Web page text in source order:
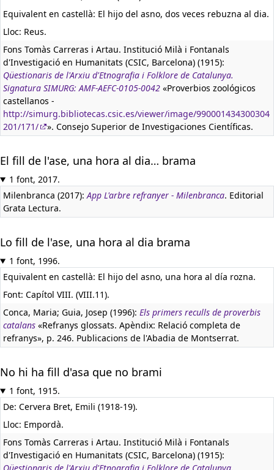
Equivalent en castellà: El hijo del asno, dos veces rebuzna al dia.
Lloc: Reus.
Fons Tomàs Carreras i Artau. Institució Milà i Fontanals
d'Investigació en Humanitats (CSIC, Barcelona) (1915):
Qüestionaris de l'Arxiu d'Etnografia i Folklore de Catalunya.
Signatura SIMURG: AMF-AEFC-0105-0042 «Proverbios zoológicos
castellanos -
http://simurg.bibliotecas.csic.es/viewer/image/990001434300304
201/171/
». Consejo Superior de Investigaciones Científicas.
El fill de l'ase, una hora al dia… brama
1 font, 2017.
Milenbranca (2017):App L'arbre refranyer - Milenbranca. Editorial
Grata Lectura.
Lo fill de l'ase, una hora al dia brama
1 font, 1996.
Equivalent en castellà: El hijo del asno, una hora al día rozna.
Font: Capítol VIII. (VIII.11).
Conca, Maria; Guia, Josep (1996): Els primers reculls de proverbis
catalans «Refranys glossats. Apèndix: Relació completa de
refranys», p. 246. Publicacions de l'Abadia de Montserrat.
No hi ha fill d'asa que no brami
1 font, 1915.
De: Cervera Bret, Emili (1918-19).
Lloc: Empordà.
Fons Tomàs Carreras i Artau. Institució Milà i Fontanals
d'Investigació en Humanitats (CSIC, Barcelona) (1915):